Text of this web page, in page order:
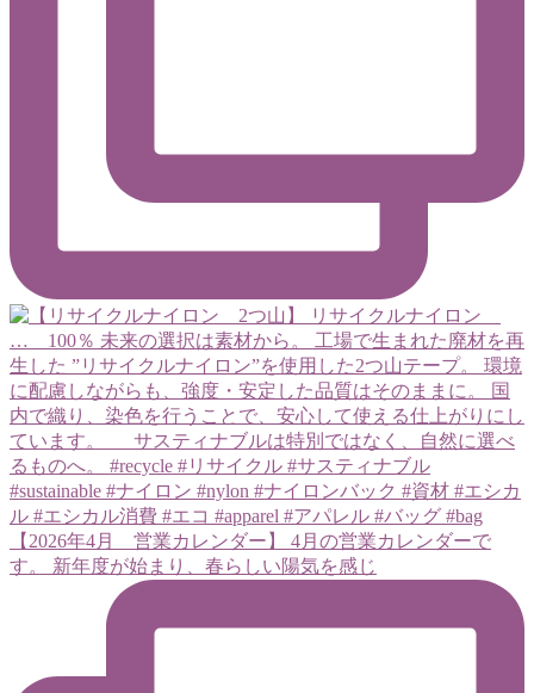
【2026年4月 営業カレンダー】 4月の営業カレンダーで
す。 新年度が始まり、春らしい陽気を感じ